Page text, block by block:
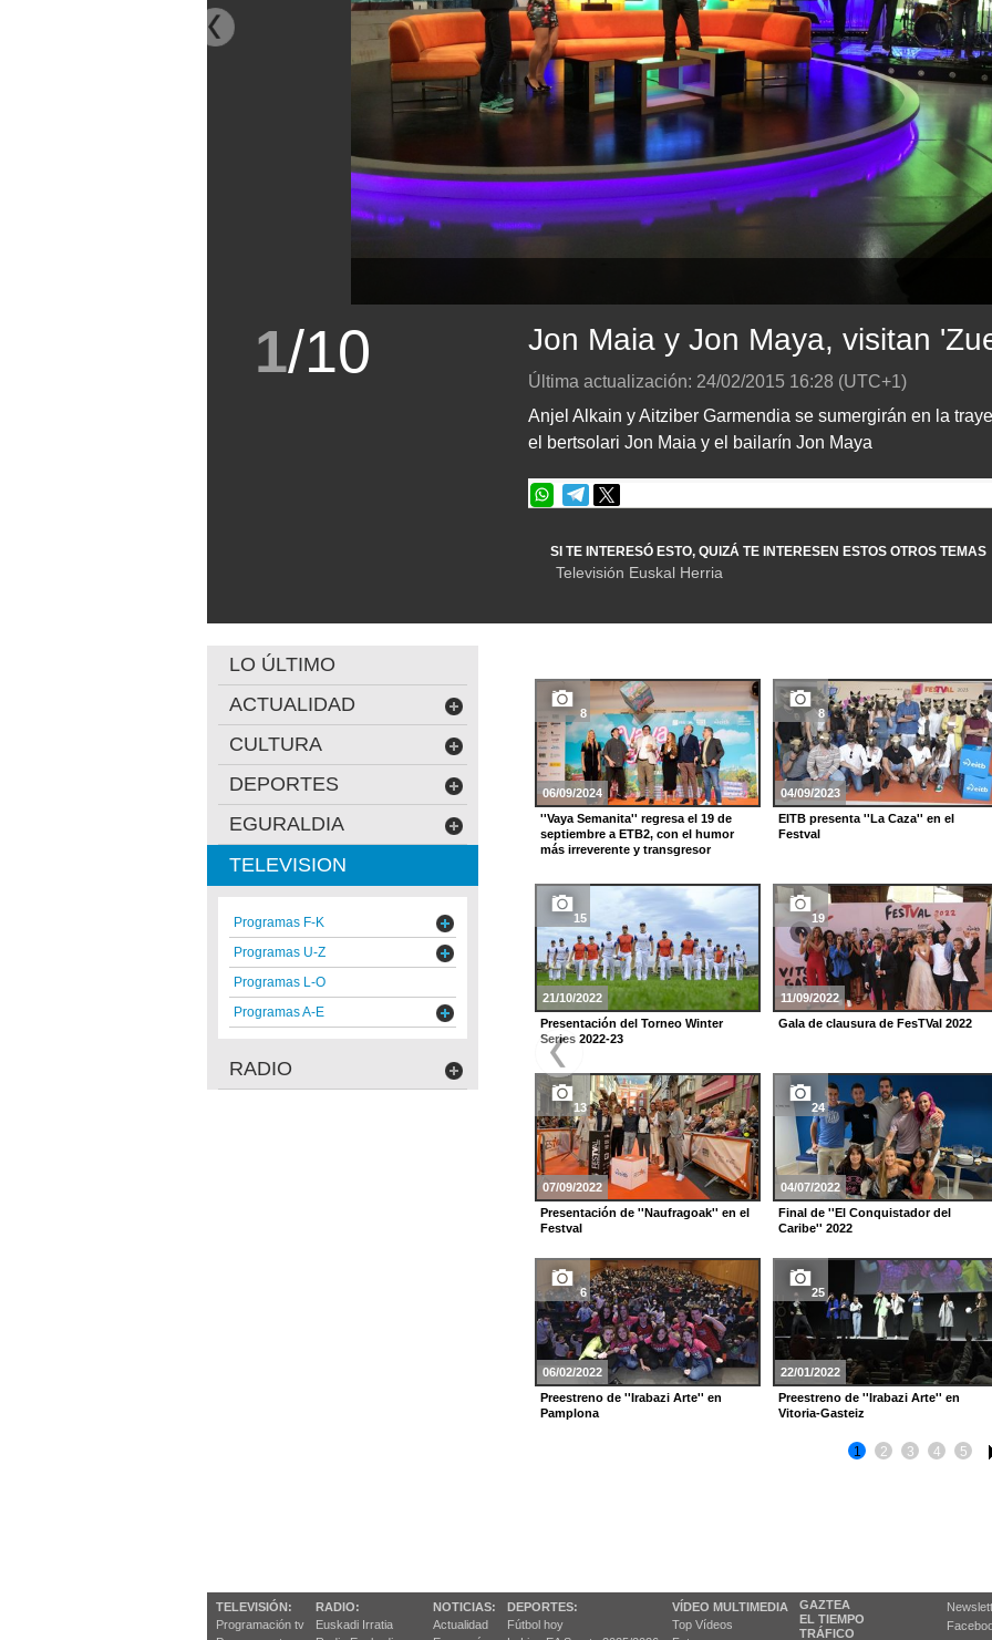
1/10 Jon Maia y Jon Maya, visitan
Última actualización: 24/02/2015 16:28 (UTC+1)
Anjel Alkain y Aitziber Garmendia se sumergirán en la
el bertsolari Jon Maia y el bailarín Jon Maya
SI TE INTERESÓ ESTO, QUIZÁ TE INTERESEN ESTOS OTROS TEMAS
Televisión Euskal Herria
LO ÚLTIMO
ACTUALIDAD
CULTURA
DEPORTES
EGURALDIA
TELEVISION
Programas F-K
Programas U-Z
Programas L-O
Programas A-E
RADIO
8
06/09/2024
''Vaya Semanita'' regresa el 19 de
septiembre a ETB2, con el humor
más irreverente y transgresor
8
04/09/2023
EITB presenta ''La Caza'' en el
Festval
15
21/10/2022
Presentación del Torneo Winter
Series 2022-23
19
11/09/2022
Gala de clausura de FesTVal 2022
13
07/09/2022
Presentación de ''Naufragoak'' en el
Festval
24
04/07/2022
Final de ''El Conquistador del
Caribe'' 2022
6
06/02/2022
Preestreno de ''Irabazi Arte'' en
Pamplona
25
22/01/2022
Preestreno de ''Irabazi Arte'' en
Vitoria-Gasteiz
1 2 3 4 5
TELEVISIÓN:
Programación tv
RADIO:
Euskadi Irratia
NOTICIAS:
Actualidad
DEPORTES:
Fútbol hoy
VÍDEO MULTIMEDIA
Top Vídeos
GAZTEA
EL TIEMPO
TRÁFICO